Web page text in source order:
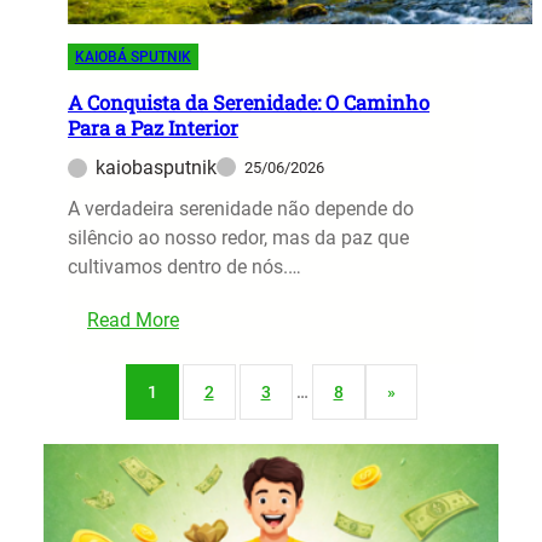
P
a
r
a
u
u
n
d
d
e
g
e
n
t
T
o
d
o
s
o
D
o
n
s
e
l
h
s
d
e
h
i
o
X
a
KAIOBÁ SPUTNIK
A Conquista da Serenidade: O Caminho
Para a Paz Interior
kaiobasputnik 25/06/2026
A verdadeira serenidade não depende do
silêncio ao nosso redor, mas da paz que
cultivamos dentro de nós.…
Read More:
u
1 2 3 … 8 »